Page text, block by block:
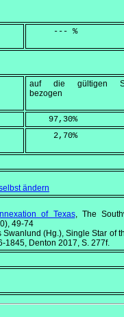
     --- %
auf die gültigen
bezogen
    97,30
%
     2,70
%
ändern
of Texas, The
49-74
Swanlund (Hg.),Single Star of
1845, Denton 2017, S. 277f.